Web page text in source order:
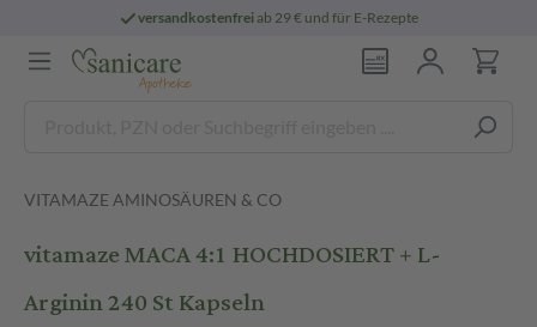
versandkostenfreiab 29 € und für E-Rezepte
VITAMAZE AMINOSÄUREN & CO
vitamaze MACA 4:1 HOCHDOSIERT + L-
Arginin 240 St Kapseln